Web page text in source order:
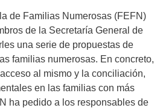
de Familias Numerosas (FEFN)
de la Secretaría General de
una serie de propuestas de
familias numerosas. En concreto,
al mismo y la conciliación,
en las familias con más
ha pedido a los responsables de